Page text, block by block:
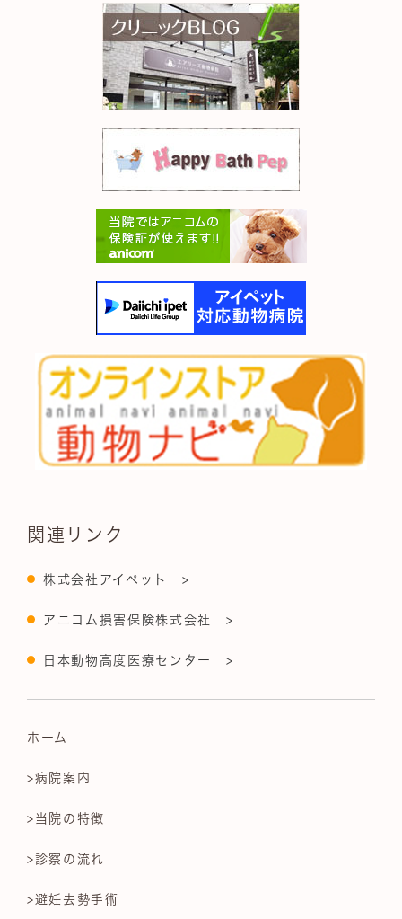
関連リンク
株式会社アイペット >
アニコム損害保険株式会社 >
日本動物高度医療センター >
ホーム
>病院案内
>当院の特徴
>診察の流れ
>避妊去勢手術